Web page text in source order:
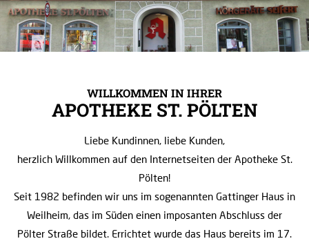
WILLKOMMEN IN IHRER
APOTHEKE ST. PÖLTEN
Liebe Kundinnen, liebe Kunden,
herzlich Willkommen auf den Internetseiten der Apotheke St.
Pölten!
Seit 1982 befinden wir uns im sogenannten Gattinger Haus in
Weilheim, das im Süden einen imposanten Abschluss der
Pölter Straße bildet. Errichtet wurde das Haus bereits im 17.